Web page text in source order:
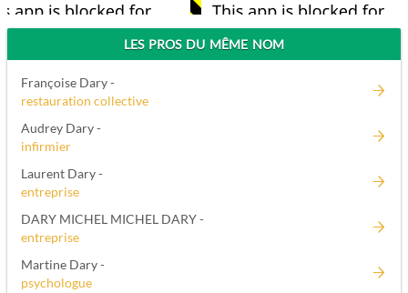
LES PROS DU MÊME NOM
Françoise Dary -
restauration collective
Audrey Dary -
infirmier
Laurent Dary -
entreprise
DARY MICHEL MICHEL DARY -
entreprise
Martine Dary -
psychologue